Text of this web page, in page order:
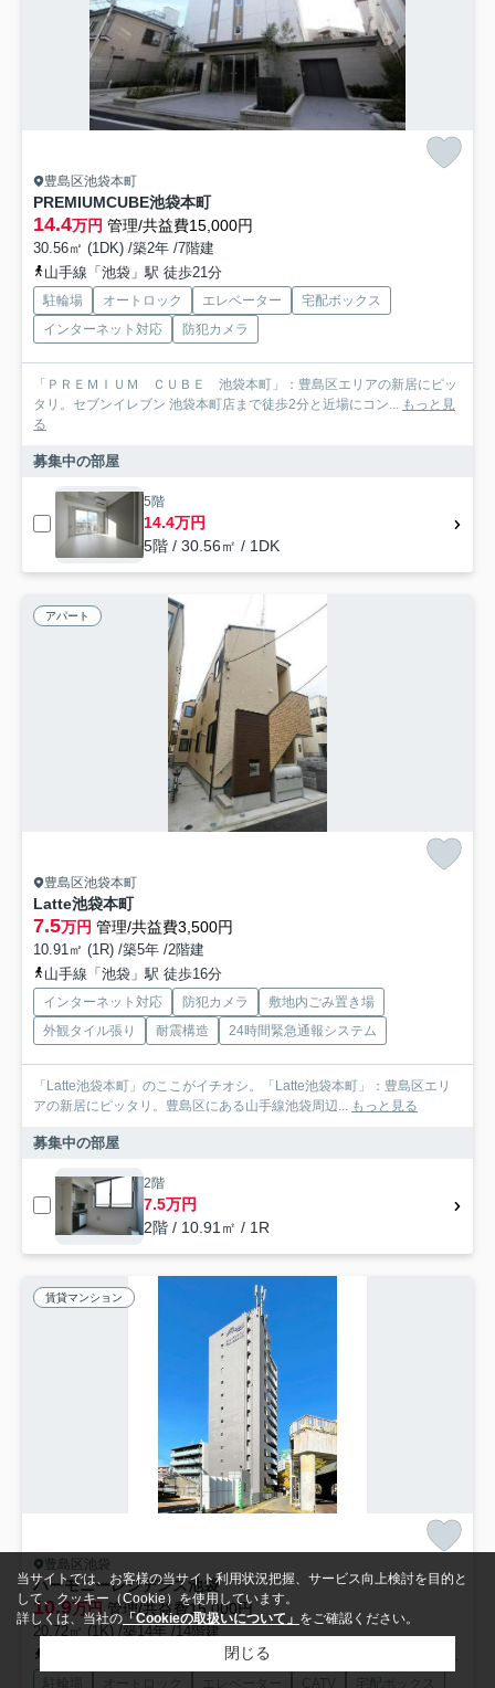
豊島区池袋本町
PREMIUMCUBE池袋本町
14.4万円 管理/共益費15,000円
30.56㎡ (1DK) /築2年 /7階建
山手線「池袋」駅 徒歩21分
駐輪場 オートロック エレベーター
宅配ボックス
インターネット対応
防犯カメラ
「ＰＲＥＭＩＵＭ ＣＵＢＥ 池袋本町」：豊島区エリアの新居にピッ
タリ。セブンイレブン 池袋本町店まで徒歩2分と近場にコン...
もっと見
る
募集中の部屋
5階
14.4万円
5階 / 30.56㎡ / 1DK
アパート
豊島区池袋本町
Latte池袋本町
7.5万円 管理/共益費3,500円
10.91㎡ (1R) /築5年 /2階建
山手線「池袋」駅 徒歩16分
インターネット対応 防犯カメラ
敷地内ごみ置き場
外観タイル張り
耐震構造 24時間緊急通報システム
「Latte池袋本町」のここがイチオシ。「Latte池袋本町」：豊島区エリ
アの新居にピッタリ。豊島区にある山手線池袋周辺...
もっと見る
募集中の部屋
2階
7.5万円
2階 / 10.91㎡ / 1R
賃貸マンション
豊島区池袋
ハーモニーレジデンス池袋
10.9万円管理/共益費15,000円
20.72㎡ (1K) /築14年 /14階建
副都心線「池袋」駅 徒歩9分
駐輪場 オートロック エレベーター CATV 宅配ボックス
当サイトでは、お客様の当サイト利用状況把握、サービス向上検討を目的と
して、クッキー（Cookie）を使用しています。
詳しくは、当社の「Cookieの取扱いについて」 をご確認ください。
閉じる